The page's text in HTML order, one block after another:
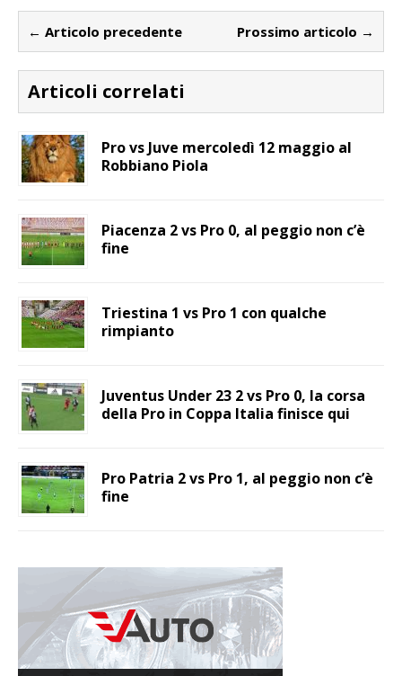
← Articolo precedente Prossimo articolo →
Articoli correlati
Pro vs Juve mercoledì 12 maggio al
Robbiano Piola
Piacenza 2 vs Pro 0, al peggio non c’è
fine
Triestina 1 vs Pro 1 con qualche
rimpianto
Juventus Under 23 2 vs Pro 0, la corsa
della Pro in Coppa Italia finisce qui
Pro Patria 2 vs Pro 1, al peggio non c’è
fine